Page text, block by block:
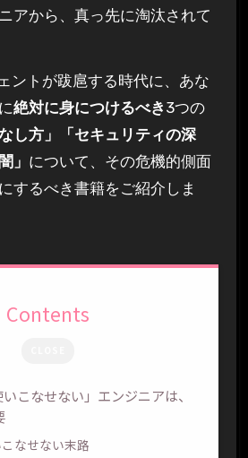
アから、真っ先に淘汰されて
ントが跋扈する時代に、あな
絶対に身につけるべき 3つの
し方」「セキュリティの深
」 について、その危機的側面
するべき書籍をご紹介しま
Contents
こなせない」エンジニアは、
なせない末路